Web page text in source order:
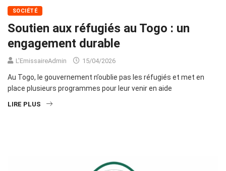
SOCIÉTÉ
Soutien aux réfugiés au Togo : un
engagement durable
L'EmissaireAdmin 15/04/2026
Au Togo, le gouvernement n’oublie pas les réfugiés et met en
place plusieurs programmes pour leur venir en aide
LIRE PLUS